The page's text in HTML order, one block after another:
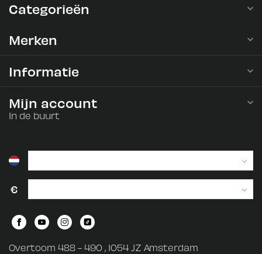
Categorieën
Merken
Informatie
Mijn account
In de buurt
€
Overtoom 488 - 490 , 1054 JZ Amsterdam